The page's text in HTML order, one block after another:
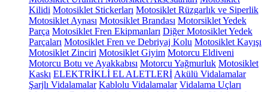
Kilidi Motosiklet Stickerları Motosiklet Rüzgarlık ve Siperlik
Motosiklet Aynası Motosiklet Brandası Motorsiklet Yedek
Parça Motosiklet Fren Ekipmanları Diğer Motosiklet Yedek
Parçaları Motosiklet Fren ve Debriyaj Kolu Motosiklet Kayışı
Motosiklet Zinciri Motosiklet Giyim Motorcu Eldiveni
Motorcu Botu ve Ayakkabısı Motorcu Yağmurluk Motosiklet
Kaskı ELEKTRİKLİ EL ALETLERİ Akülü Vidalamalar
Şarjlı Vidalamalar Kablolu Vidalamalar Vidalama Uçları